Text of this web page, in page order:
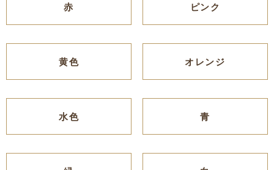
赤 ピンク
黄色 オレンジ
水色 青